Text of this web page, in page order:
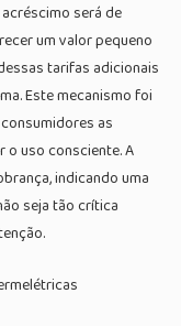
será de
um valor pequeno
tarifas adicionais
Este mecanismo foi
as
o uso consciente. A
indicando uma
seja tão crítica